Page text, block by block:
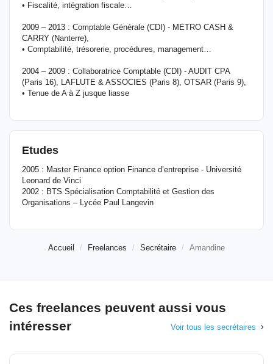
• Fiscalité, intégration fiscale…
2009 – 2013 : Comptable Générale (CDI) - METRO CASH &
CARRY (Nanterre),
• Comptabilité, trésorerie, procédures, management…
2004 – 2009 : Collaboratrice Comptable (CDI) - AUDIT CPA
(Paris 16), LAFLUTE & ASSOCIES (Paris 8), OTSAR (Paris 9),
• Tenue de A à Z jusque liasse
Etudes
2005 : Master Finance option Finance d’entreprise - Université
Leonard de Vinci
2002 : BTS Spécialisation Comptabilité et Gestion des
Organisations – Lycée Paul Langevin
Accueil Freelances Secrétaire Amandine
Ces freelances peuvent aussi vous
intéresser
Voir tous les secrétaires